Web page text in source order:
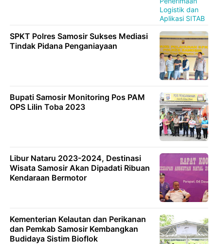
SPKT Polres Samosir Sukses Mediasi
Tindak Pidana Penganiayaan
Bupati Samosir Monitoring Pos PAM
OPS Lilin Toba 2023
Libur Nataru 2023-2024, Destinasi
Wisata Samosir Akan Dipadati Ribuan
Kendaraan Bermotor
Kementerian Kelautan dan Perikanan
dan Pemkab Samosir Kembangkan
Budidaya Sistim Bioflok